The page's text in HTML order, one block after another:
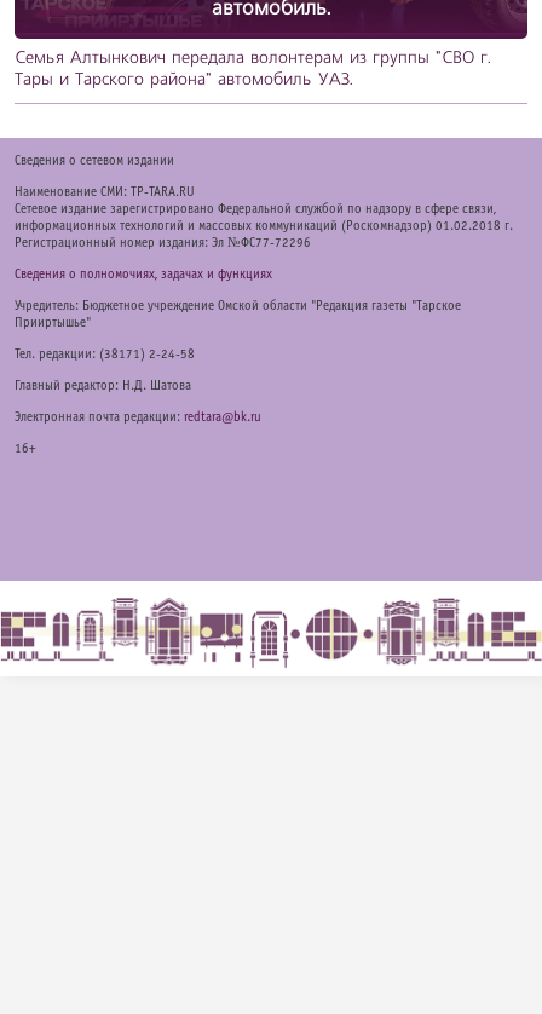
автомобиль.
Семья Алтынкович передала волонтерам из группы "СВО г.
Тары и Тарского района" автомобиль УАЗ.
Cведения о сетевом издании
Наименование СМИ: TP-TARA.RU
Сетевое издание зарегистрировано Федеральной службой по надзору в сфере связи,
информационных технологий и массовых коммуникаций (Роскомнадзор) 01.02.2018 г.
Регистрационный номер издания: Эл №ФС77-72296
Сведения о полномочиях, задачах и функциях
Учредитель: Бюджетное учреждение Омской области "Редакция газеты "Тарское
Прииртышье"
Тел. редакции: (38171) 2-24-58
Главный редактор: Н.Д. Шатова
Электронная почта редакции: redtara@bk.ru
16+